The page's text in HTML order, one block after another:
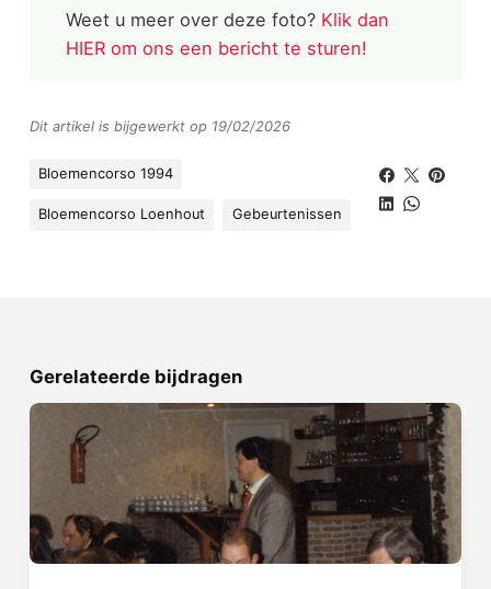
Weet u meer over deze foto? Klik dan
HIER om ons een bericht te sturen!
Dit artikel is bijgewerkt op 19/02/2026
Bloemencorso 1994
Bloemencorso Loenhout Gebeurtenissen
Gerelateerde bijdragen